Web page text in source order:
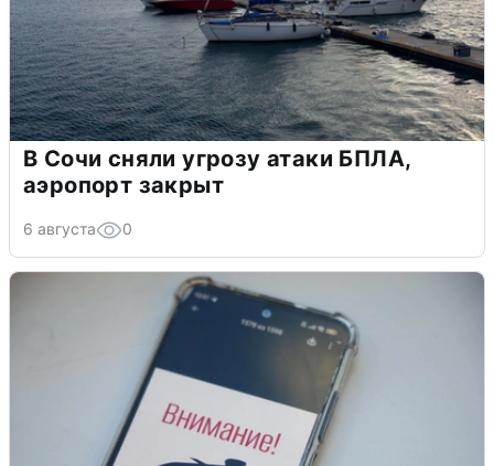
В Сочи сняли угрозу атаки БПЛА,
аэропорт закрыт
6 августа 0